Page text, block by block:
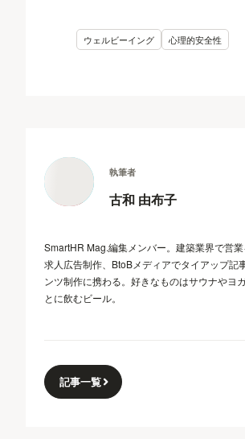
ウェルビーイング 心理的安全性
執筆者
古和 由布子
SmartHR Mag.編集メンバー。建築業界で営業
求人広告制作、BtoBメディアでタイアップ記
ンツ制作に携わる。好きなものはサウナやヨ
とに飲むビール。
記事一覧